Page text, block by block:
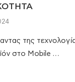
της
στο Mobile …